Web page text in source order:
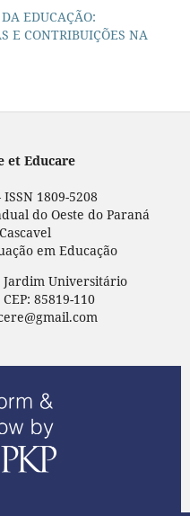
EDUCAÇÃO:
E CONTRIBUIÇÕES NA
et Educare
1809-5208
do Oeste do Paraná
em Educação
Jardim Universitário
85819-110